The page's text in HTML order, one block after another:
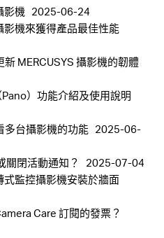
影機 2025-06-24
影機來獲得產品最佳性能
MERCUSYS 攝影機的韌體
）功能介紹及使用說明
多台攝影機的功能 2025-06-
關閉活動通知？
2025-07-04
式監控攝影機安裝於牆面
Care 訂閱的發票？